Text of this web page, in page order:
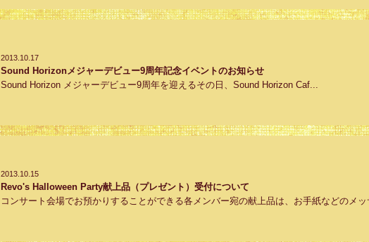
2013.10.17
Sound Horizonメジャーデビュー9周年記念イベントのお知らせ
Sound Horizon メジャーデビュー9周年を迎えるその日、Sound Horizon Caf...
2013.10.15
Revo's Halloween Party献上品（プレゼント）受付について
コンサート会場でお預かりすることができる各メンバー宛の献上品は、お手紙などのメ